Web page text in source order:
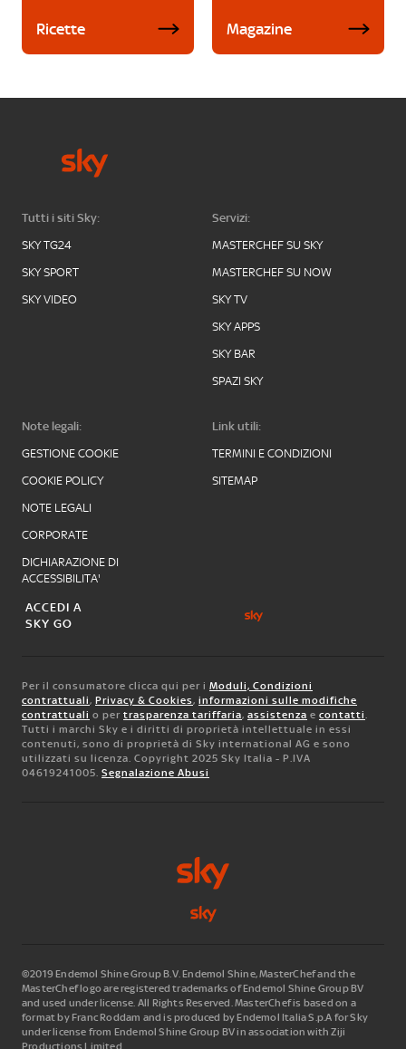
Ricette Magazine
Tutti i siti Sky:
SKY TG24
SKY SPORT
SKY VIDEO
Servizi:
MASTERCHEF SU SKY
MASTERCHEF SU NOW
SKY TV
SKY APPS
SKY BAR
SPAZI SKY
Note legali:
GESTIONE COOKIE
COOKIE POLICY
NOTE LEGALI
CORPORATE
DICHIARAZIONE DI
ACCESSIBILITA'
Link utili:
TERMINI E CONDIZIONI
SITEMAP
ACCEDI A
SKY GO
Per il consumatore clicca qui per i Moduli, Condizioni
contrattuali, Privacy & Cookies, informazioni sulle modifiche
contrattuali o per trasparenza tariffaria, assistenza e contatti.
Tutti i marchi Sky e i diritti di proprietà intellettuale in essi
contenuti, sono di proprietà di Sky international AG e sono
utilizzati su licenza. Copyright 2025 Sky Italia - P.IVA
04619241005. Segnalazione Abusi
©2019 Endemol Shine Group B.V. Endemol Shine, MasterChef and the
MasterChef logo are registered trademarks of Endemol Shine Group BV
and used under license. All Rights Reserved. MasterChef is based on a
format by Franc Roddam and is produced by Endemol Italia S.p.A for Sky
under license from Endemol Shine Group BV in association with Ziji
Productions Limited.